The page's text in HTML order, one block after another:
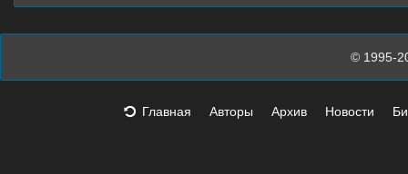
© 1995-
Главная Авторы Архив Новости